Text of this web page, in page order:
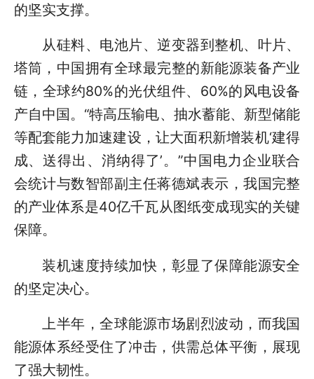
的坚实支撑。
从硅料、电池片、逆变器到整机、叶片、
塔筒，中国拥有全球最完整的新能源装备产业
链，全球约80%的光伏组件、60%的风电设备
产自中国。“特高压输电、抽水蓄能、新型储能
等配套能力加速建设，让大面积新增装机‘建得
成、送得出、消纳得了’。”中国电力企业联合
会统计与数智部副主任蒋德斌表示，我国完整
的产业体系是40亿千瓦从图纸变成现实的关键
保障。
装机速度持续加快，彰显了保障能源安全
的坚定决心。
上半年，全球能源市场剧烈波动，而我国
能源体系经受住了冲击，供需总体平衡，展现
了强大韧性。